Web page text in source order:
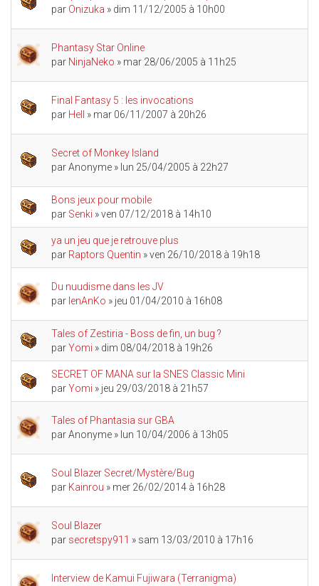
par Onizuka » dim 11/12/2005 à 10h00
Phantasy Star Online
par NinjaNeko » mar 28/06/2005 à 11h25
Final Fantasy 5 : les invocations
par Hell » mar 06/11/2007 à 20h26
Secret of Monkey Island
parAnonyme » lun 25/04/2005 à 22h27
Bons jeux pour mobile
par Senki » ven 07/12/2018 à 14h10
ya un jeu que je retrouve plus
par Raptors Quentin » ven 26/10/2018 à 19h18
Du nuudisme dans les JV
par IenAnKo » jeu 01/04/2010 à 16h08
Tales of Zestiria - Boss de fin, un bug ?
parYomi » dim 08/04/2018 à 19h26
SECRET OF MANA sur la SNES Classic Mini
parYomi » jeu 29/03/2018 à 21h57
Tales of Phantasia sur GBA
parAnonyme » lun 10/04/2006 à 13h05
Soul Blazer Secret/Mystère/Bug
par Kainrou » mer 26/02/2014 à 16h28
Soul Blazer
par secretspy911 » sam 13/03/2010 à 17h16
Interview de Kamui Fujiwara (Terranigma)